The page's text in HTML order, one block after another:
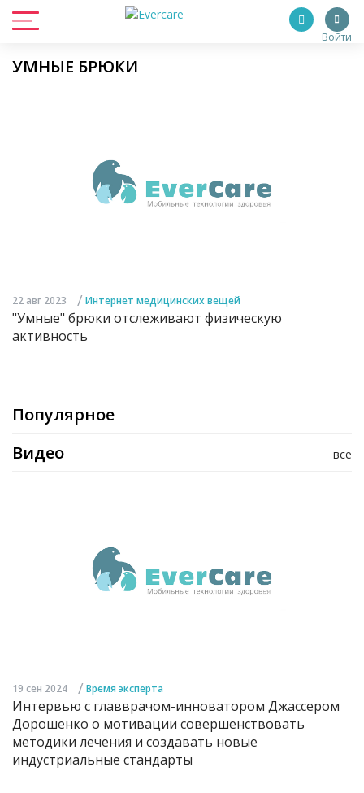
Войти
УМНЫЕ БРЮКИ
22 авг 2023 / Интернет медицинских вещей
"Умные" брюки отслеживают физическую
активность
Популярное
все
Видео
19 сен 2024 / Время эксперта
Интервью с главврачом-инноватором Джассером
Дорошенко о мотивации совершенствовать
методики лечения и создавать новые
индустриальные стандарты